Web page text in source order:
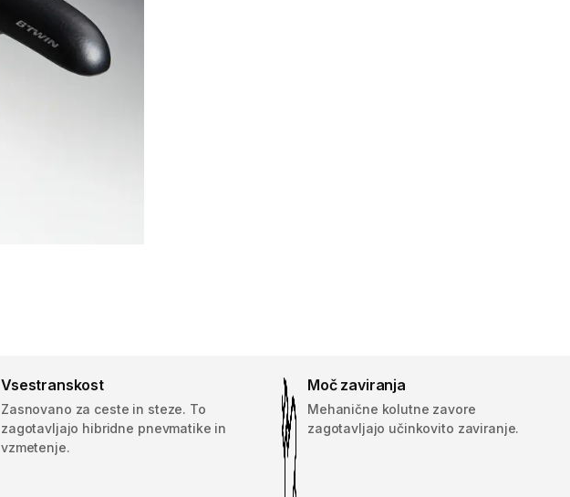
Vsestranskost
Zasnovano za ceste in steze. To
zagotavljajo hibridne pnevmatike in
vzmetenje.
Moč zaviranja
Mehanične kolutne zavore
zagotavljajo učinkovito zaviranje.